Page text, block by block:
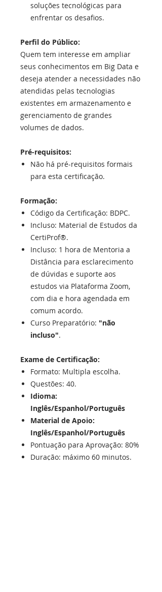
soluções tecnológicas para
enfrentar os desafios.
Perfil do Público:
Quem tem interesse em ampliar
seus conhecimentos em Big Data e
deseja atender a necessidades não
atendidas pelas tecnologias
existentes em armazenamento e
gerenciamento de grandes
volumes de dados.
Pré-requisitos:
Não há pré-requisitos formais
para esta certificação.
Formação:
Código da Certificação: BDPC.
Incluso: Material de Estudos da
CertiProf®.
Incluso: 1 hora de Mentoria a
Distância para esclarecimento
de dúvidas e suporte aos
estudos via Plataforma Zoom,
com dia e hora agendada em
comum acordo.
Curso Preparatório: "não
incluso".
Exame de Certificação:
Formato: Multipla escolha.
Questões: 40.
Idioma:
Inglês/Espanhol/Português
Material de Apoio:
Inglês/Espanhol/Português
Pontuação para Aprovação: 80%
Duração: máximo 60 minutos.